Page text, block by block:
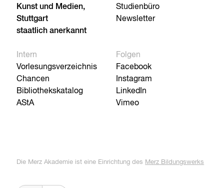
Kunst und Medien,
Stuttgart
staatlich anerkannt
Studienbüro
Newsletter
Intern
Vorlesungsverzeichnis
Chancen
Bibliothekskatalog
AStA
Folgen
Facebook
Instagram
LinkedIn
Vimeo
Die Merz Akademie ist eine Einrichtung des Merz Bildungswerks